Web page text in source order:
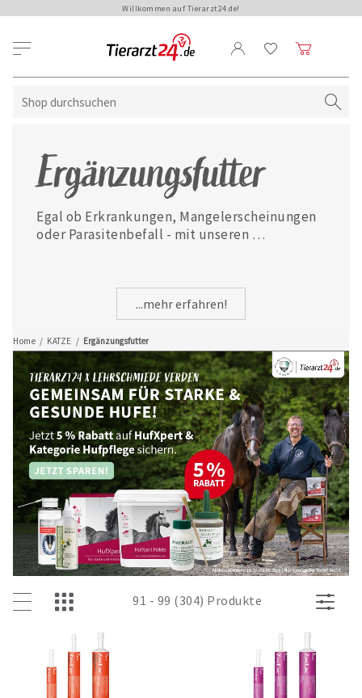
Willkommen auf Tierarzt24.de!
Home / KATZE / Ergänzungsfutter
Ergänzungsfutter
Egal ob Erkrankungen, Mangelerscheinungen
oder Parasitenbefall - mit unseren
...mehr erfahren!
91 - 99 (304) Produkte